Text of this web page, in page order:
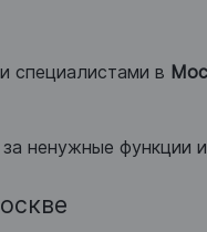
специалистами в
ненужные